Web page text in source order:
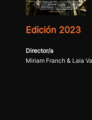
Edición 2023
Director/a
Miriam Franch & Laia